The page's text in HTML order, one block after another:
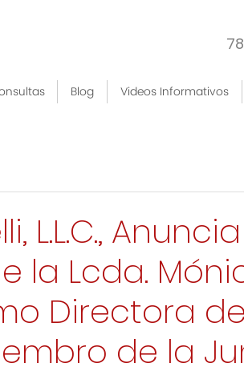
Blog Videos Informativos
L.L.C.,
la Lcda.
Directora de
de la